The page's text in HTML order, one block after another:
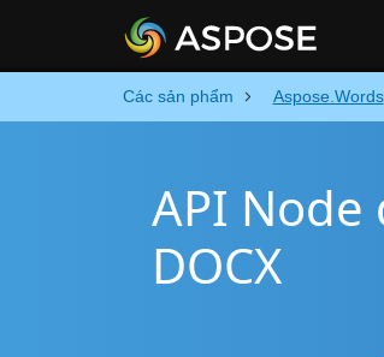
Các sản phẩm Aspose.Words
API Node
DOCX